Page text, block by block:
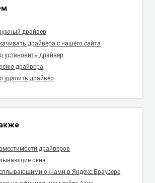
драйвер
драйвера с нашего сайта
установить драйвер
драйвера
удалить драйвер
драйверов
окна
окнами в Яндекс.Браузере